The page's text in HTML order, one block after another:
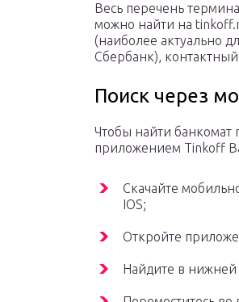
Весь перечень
можно найти на
(наиболее актуально
Сбербанк),
Поиск через
Чтобы найти банкомат
приложением Tinkoff
Скачайте
IOS;
Откройте
Найдите в нижней